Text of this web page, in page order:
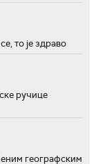
то је здраво
ручице
географским